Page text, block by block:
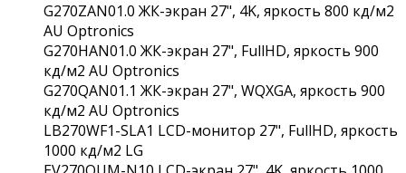
G270ZAN01.0 ЖК-экран 27", 4K, яркость 800 кд/м2
AU Optronics
G270HAN01.0 ЖК-экран 27", FullHD, яркость 900
кд/м2 AU Optronics
G270QAN01.1 ЖК-экран 27", WQXGA, яркость 900
кд/м2 AU Optronics
LB270WF1-SLA1 LCD-монитор 27", FullHD, яркость
1000 кд/м2 LG